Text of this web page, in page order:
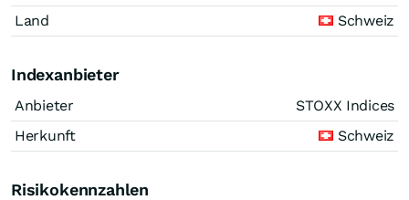
Land Schweiz
Indexanbieter
Anbieter
STOXX Indices
Herkunft
Schweiz
Risikokennzahlen